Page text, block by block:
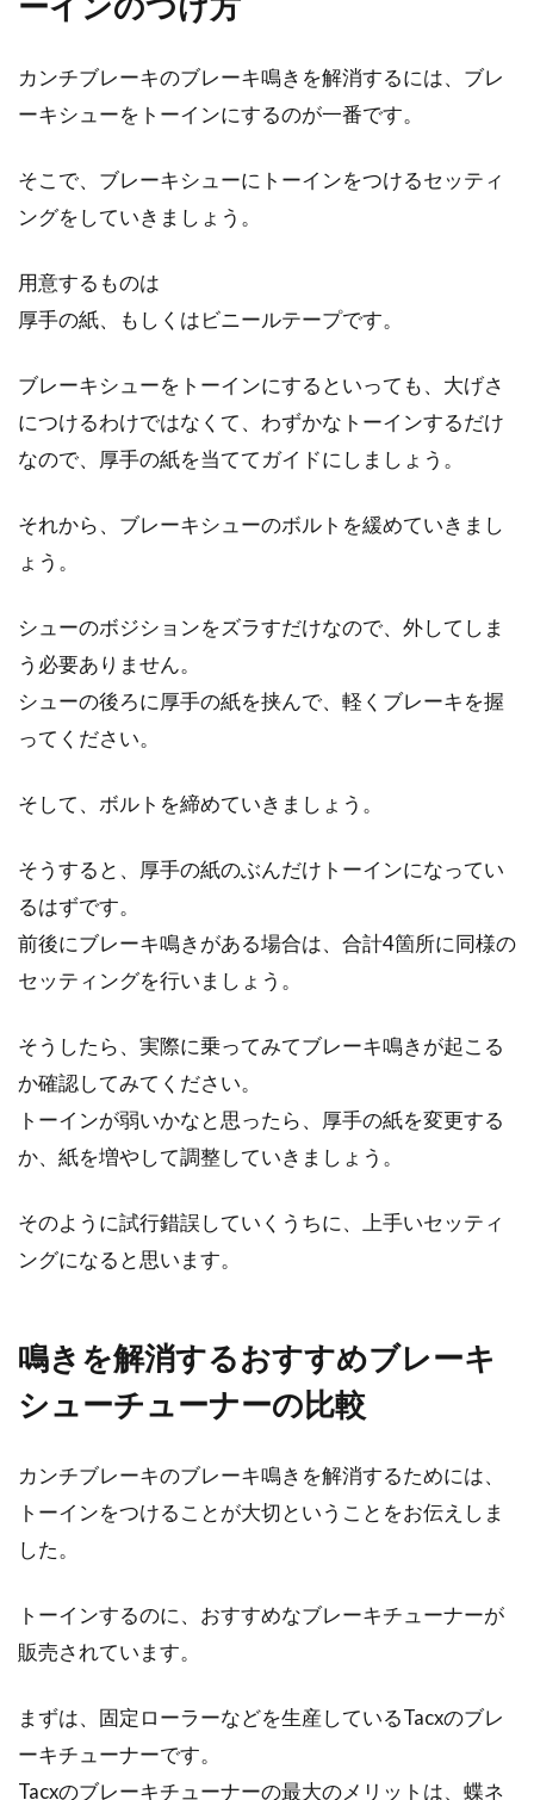
ピナレロのアルミフレーム車は希
少！プリマは今も健在
れと言いますか、高級なメーカーとして認知さ
れています。...
ピストの回転力の要「bb（ボトムブ
ピストはシングルスピードの為、ギア比を変え
るにはチェーンリングやスプロケットを直接交
の？時代遅れじゃないの？
皆さんは、カンチブレーキと聞いてピンときま
カンチブレーキのブレーキ鳴きを解消するには、ブレ
ーキシューをトーインにするのが一番です。
そこで、ブレーキシューにトーインをつけるセッティ
ングをしていきましょう。
用意するものは
厚手の紙、もしくはビニールテープです。
ブレーキシューをトーインにするといっても、大げさ
につけるわけではなくて、わずかなトーインするだけ
なので、厚手の紙を当ててガイドにしましょう。
それから、ブレーキシューのボルトを緩めていきまし
ょう。
シューのボジションをズラすだけなので、外してしま
う必要ありません。
シューの後ろに厚手の紙を挟んで、軽くブレーキを握
ってください。
そして、ボルトを締めていきましょう。
そうすると、厚手の紙のぶんだけトーインになってい
るはずです。
前後にブレーキ鳴きがある場合は、合計4箇所に同様の
セッティングを行いましょう。
そうしたら、実際に乗ってみてブレーキ鳴きが起こる
か確認してみてください。
トーインが弱いかなと思ったら、厚手の紙を変更する
か、紙を増やして調整していきましょう。
そのように試行錯誤していくうちに、上手いセッティ
ングになると思います。
鳴きを解消するおすすめブレーキ
シューチューナーの比較
カンチブレーキのブレーキ鳴きを解消するためには、
トーインをつけることが大切ということをお伝えしま
した。
トーインするのに、おすすめなブレーキチューナーが
販売されています。
まずは、固定ローラーなどを生産しているTacxのブレ
ーキチューナーです。
Tacxのブレーキチューナーの最大のメリットは、蝶ネ